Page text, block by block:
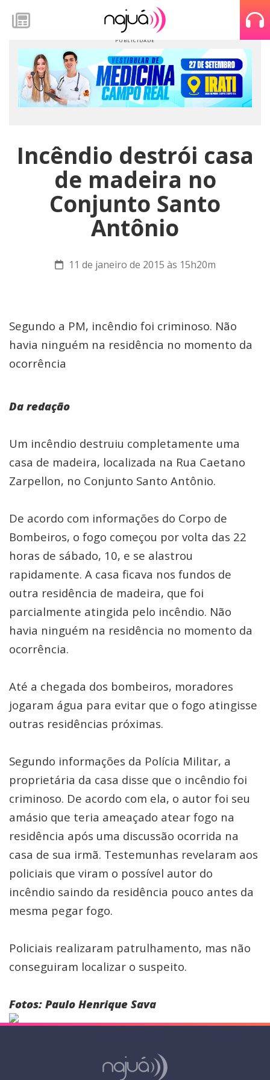
Incêndio destrói casa
de madeira no
Conjunto Santo
Antônio
11 de janeiro de 2015 às 15h20m
Segundo a PM, incêndio foi criminoso. Não
havia ninguém na residência no momento da
ocorrência
Da redação
Um incêndio destruiu completamente uma
casa de madeira, localizada na Rua Caetano
Zarpellon, no Conjunto Santo Antônio.
De acordo com informações do Corpo de
Bombeiros, o fogo começou por volta das 22
horas de sábado, 10, e se alastrou
rapidamente. A casa ficava nos fundos de
outra residência de madeira, que foi
parcialmente atingida pelo incêndio. Não
havia ninguém na residência no momento da
ocorrência.
Até a chegada dos bombeiros, moradores
jogaram água para evitar que o fogo atingisse
outras residências próximas.
Segundo informações da Polícia Militar, a
proprietária da casa disse que o incêndio foi
criminoso. De acordo com ela, o autor foi seu
amásio que teria ameaçado atear fogo na
residência após uma discussão ocorrida na
casa de sua irmã. Testemunhas revelaram aos
policiais que viram o possível autor do
incêndio saindo da residência pouco antes da
mesma pegar fogo.
Policiais realizaram patrulhamento, mas não
conseguiram localizar o suspeito.
Fotos: Paulo Henrique Sava